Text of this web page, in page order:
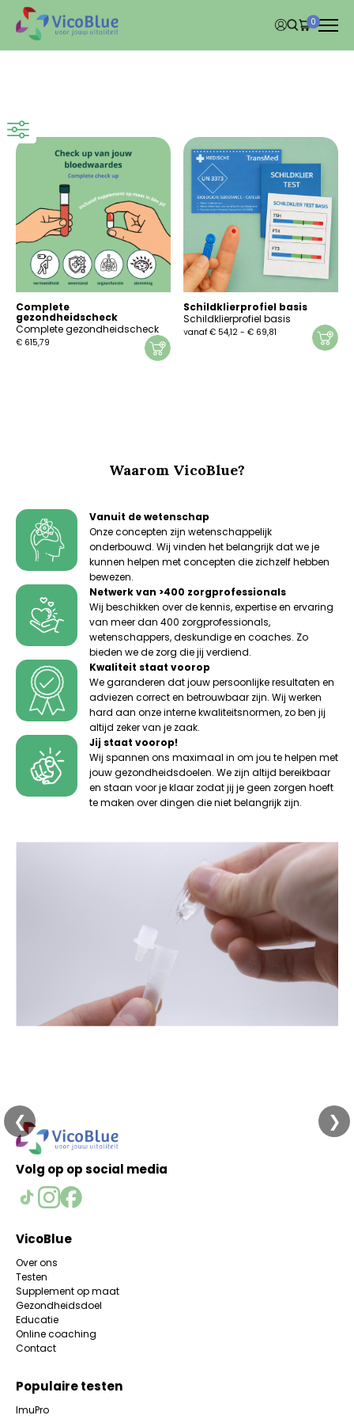
0
Complete
gezondheidscheck
Complete gezondheidscheck
€ 615,79
Schildklierprofiel basis
Schildklierprofiel basis
vanaf€ 54,12 - € 69,81 Prijsklasse:
gekozen
worden
productpagina
Waarom VicoBlue?
Vanuit de wetenschap
Onze concepten zijn wetenschappelijk
onderbouwd. Wij vinden het belangrijk dat we je
kunnen helpen met concepten die zichzelf hebben
bewezen.
Netwerk van >400 zorgprofessionals
Wij beschikken over de kennis, expertise en ervaring
van meer dan 400 zorgprofessionals,
wetenschappers, deskundige en coaches. Zo
bieden we de zorg die jij verdiend.
Kwaliteit staat voorop
We garanderen dat jouw persoonlijke resultaten en
adviezen correct en betrouwbaar zijn. Wij werken
hard aan onze interne kwaliteitsnormen, zo ben jij
altijd zeker van je zaak.
Jij staat voorop!
Wij spannen ons maximaal in om jou te helpen met
jouw gezondheidsdoelen. We zijn altijd bereikbaar
en staan voor je klaar zodat jij je geen zorgen hoeft
te maken over dingen die niet belangrijk zijn.
❮ ❯
Volg op op social media
VicoBlue
Over ons
Testen
Supplement op maat
Gezondheidsdoel
Educatie
Online coaching
Contact
Populaire testen
ImuPro